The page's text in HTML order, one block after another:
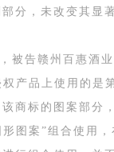
分，未改变其显
告赣州百惠酒
产品上使用的是
商标的图案部分
图案”组合使用